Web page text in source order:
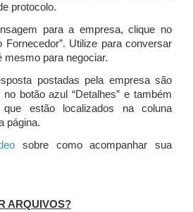
protocolo.
para a empresa, clique no
Fornecedor”. Utilize para conversar
mesmo para negociar.
postadas pela empresa são
botão azul “Detalhes” e também
que estão localizados na coluna
página.
sobre como acompanhar sua
ARQUIVOS?